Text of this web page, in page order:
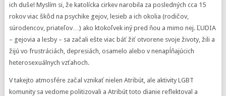
ich duše! Myslím si, že katolícka cirkev narobila za posledných cca 15
rokov viac škôd na psychike gejov, lesieb a ich okolia (rodičov,
súrodencov, priateľov…) ako ktokoľvek iný pred ňou a mimo nej. ĽUDIA
– gejovia a lesby – sa začali ešte viac báť žiť otvorene svoje životy, žili a
žijú vo frustráciách, depresiách, osamelo alebo v nenapĺňajúcich
heterosexuálnych vzťahoch.
V takejto atmosfére začal vznikať nielen Atribút, ale aktivity LGBT
komunity sa vedome politizovali a Atribút toto dianie reflektoval a